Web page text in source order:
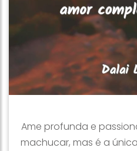
Ame profunda e
machucar, mas é a